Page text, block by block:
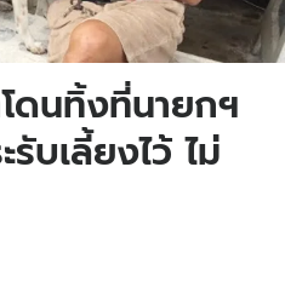
ดนทิ้งที่นายกฯ
บเลี้ยงไว้ ไม่